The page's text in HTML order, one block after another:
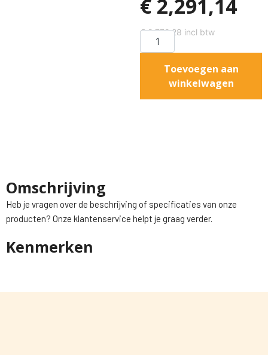
€ 2,291,14
€2,772,28 incl btw
Toevoegen aan
winkelwagen
Omschrijving
Heb je vragen over de beschrijving of specificaties van onze
producten? Onze klantenservice helpt je graag verder.
Kenmerken